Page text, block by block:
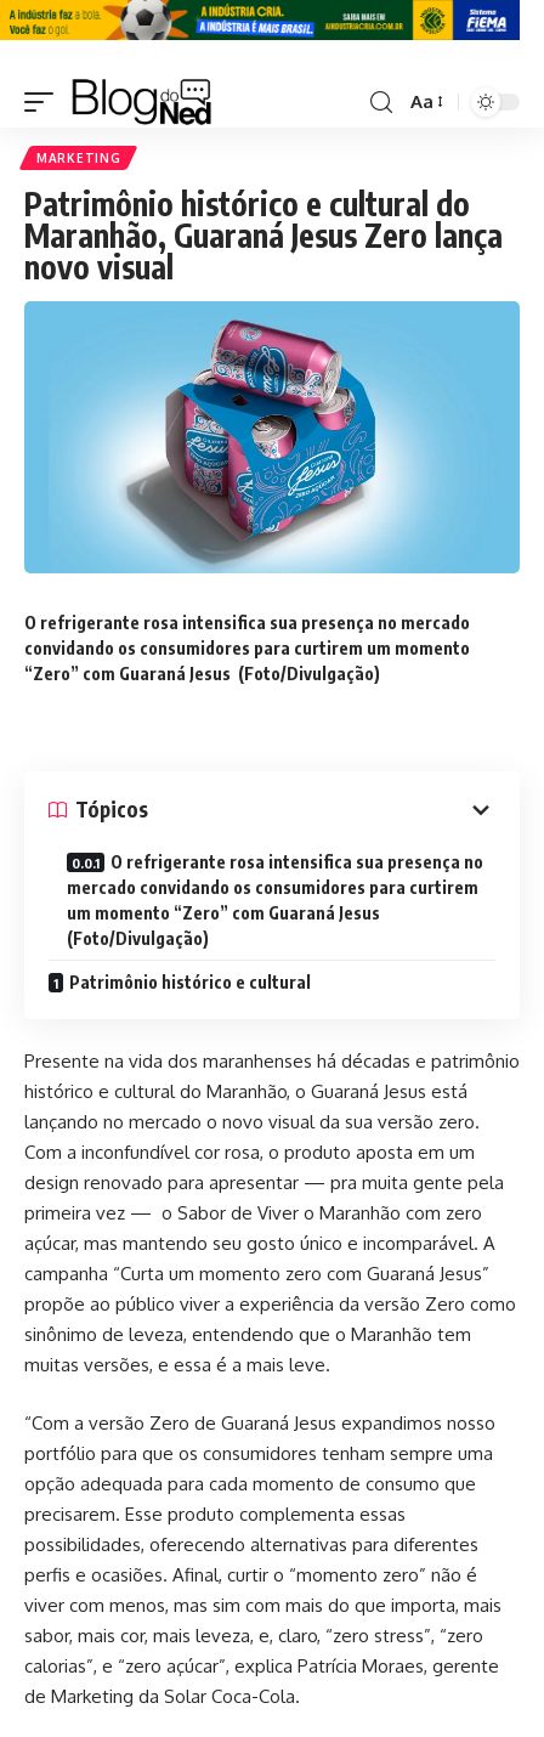
Aa
MARKETING
Patrimônio histórico e cultural do
Maranhão, Guaraná Jesus Zero lança
novo visual
O refrigerante rosa intensifica sua presença no mercado
convidando os consumidores para curtirem um momento
“Zero” com Guaraná Jesus (Foto/Divulgação)
Tópicos
O refrigerante rosa intensifica sua presença no
mercado convidando os consumidores para curtirem
um momento “Zero” com Guaraná Jesus
(Foto/Divulgação)
Patrimônio histórico e cultural
Presente na vida dos maranhenses há décadas e patrimônio
histórico e cultural do Maranhão, o Guaraná Jesus está
lançando no mercado o novo visual da sua versão zero.
Com a inconfundível cor rosa, o produto aposta em um
design renovado para apresentar — pra muita gente pela
primeira vez — o Sabor de Viver o Maranhão com zero
açúcar, mas mantendo seu gosto único e incomparável. A
campanha “Curta um momento zero com Guaraná Jesus”
propõe ao público viver a experiência da versão Zero como
sinônimo de leveza, entendendo que o Maranhão tem
muitas versões, e essa é a mais leve.
“Com a versão Zero de Guaraná Jesus expandimos nosso
portfólio para que os consumidores tenham sempre uma
opção adequada para cada momento de consumo que
precisarem. Esse produto complementa essas
possibilidades, oferecendo alternativas para diferentes
perfis e ocasiões. Afinal, curtir o “momento zero” não é
viver com menos, mas sim com mais do que importa, mais
sabor, mais cor, mais leveza, e, claro, “zero stress”, “zero
calorias”, e “zero açúcar”, explica Patrícia Moraes, gerente
de Marketing da Solar Coca-Cola.